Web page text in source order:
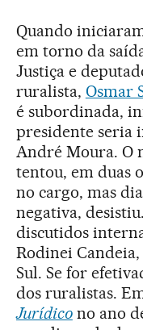
Quando
em torno da
Justiça e
ruralista, Osmar
é subordinada,
presidente seria
André Moura. O
tentou, em duas
no cargo, mas
negativa,
discutidos
Rodinei
Sul. Se for
dos ruralistas.
Jurídicono ano